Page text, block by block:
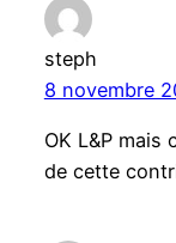
steph
8 novembre
OK L&P mais
de cette